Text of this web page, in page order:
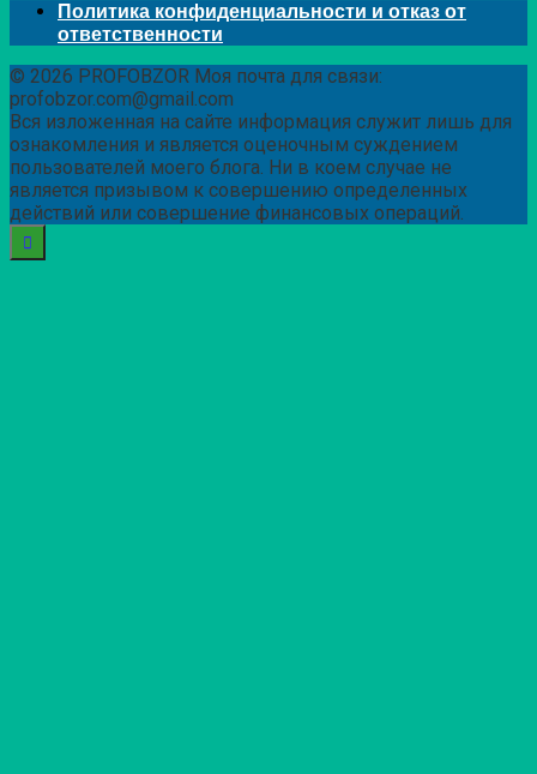
Политика конфиденциальности и отказ от
ответственности
© 2026 PROFOBZOR Моя почта для связи:
profobzor.com@gmail.com
Вся изложенная на сайте информация служит лишь для
ознакомления и является оценочным суждением
пользователей моего блога. Ни в коем случае не
является призывом к совершению определенных
действий или совершение финансовых операций.